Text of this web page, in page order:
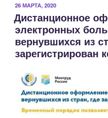
ОПУБЛИКОВАНО
26 МАРТА, 2020
Дистанционное
электронных
вернувшихся из
зарегистрирован